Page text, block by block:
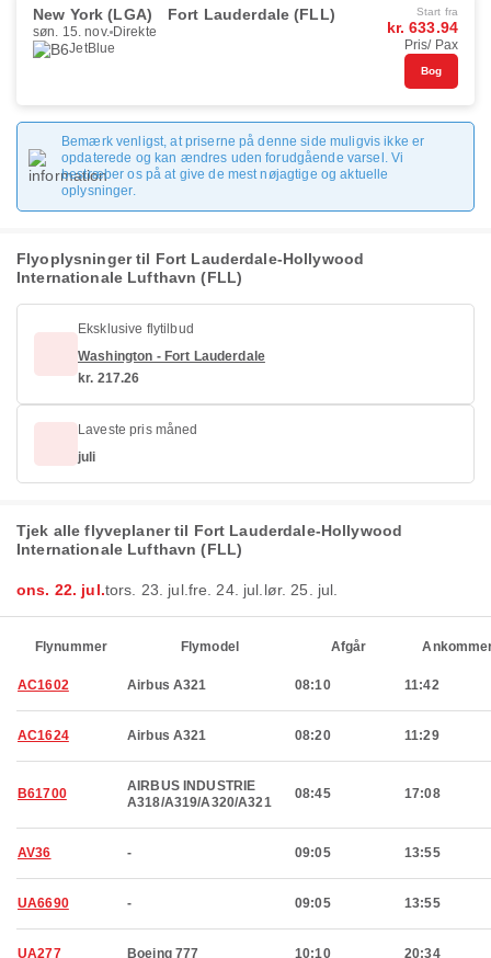
New York (LGA) Fort Lauderdale (FLL)
søn. 15. nov. Direkte
JetBlue
Start fra
kr. 633.94
Pris/ Pax
Bog
Bemærk venligst, at priserne på denne side muligvis ikke er
opdaterede og kan ændres uden forudgående varsel. Vi
bestræber os på at give de mest nøjagtige og aktuelle
oplysninger.
Flyoplysninger til Fort Lauderdale-Hollywood
Internationale Lufthavn (FLL)
Eksklusive flytilbud
Washington - Fort Lauderdale
kr. 217.26
Laveste pris måned
juli
Tjek alle flyveplaner til Fort Lauderdale-Hollywood
Internationale Lufthavn (FLL)
ons. 22. jul.tors. 23. jul. fre. 24. jul. lør. 25. jul.
Flynummer Flymodel Afgår
AC1602 Airbus A321 08:10 11:42
AC1624 Airbus A321 08:20 11:29
B61700
AIRBUS INDUSTRIE
A318/A319/A320/A321
08:45 17:08
AV36 - 09:05 13:55
UA6690 - 09:05 13:55
UA277 Boeing 777 10:10 20:34